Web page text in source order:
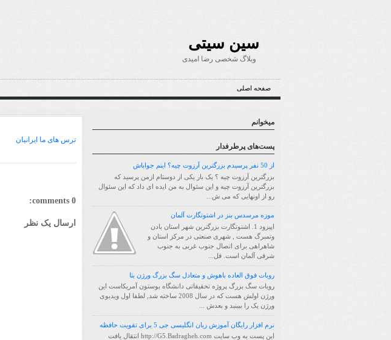
سین سیتی
وبلاگ شخصی رضا امیدی
صفحه اصلی
ترس های ما ایرانیان
0 comments:
ارسال یک نظر
میخوانم
پست‌های پرطرفدار
از 50 نفر پرسیدم بزرگترین آرزوت چیه؟ اینم جواباش
بزرگترین آرزوت چیه ؟ یک بار یکی از دوستام ازمن پرسید که
بزرگترین آرزوت چیه و این سئوال به من ایده ای داد که این سئوال
رو از اونهایی که می ش...
موزه مرسدس بنز در اشتوتگارت آلمان
اپیزود 1. اشتوتگارت بزرگترین شهر استان بادن
وتمبرگ هست , شهری صنعتی در مرکز استان و
شاهراهی برای اتصال جنوب غربی به جنوب
شرقی آلمان است. قل...
روبات فوق العاده باهوش و متعادل سگ بزرگ ورژن بتا
روبات سگ بزرگ پروژه تحقیقاتی دانشگاه بوستون آمریکاست این
ورژن اولش هست که در سال 2008 ساخته شد, لطفا اول ویدیوی
ورژن یک را ببینید و بعدش ...
نرم افزار رایگان آموزش زبان انگلیسی جی 5 برای تقویت حافظه
این پست به وب سایت http://G5.Badragheh.com انتقال یافت